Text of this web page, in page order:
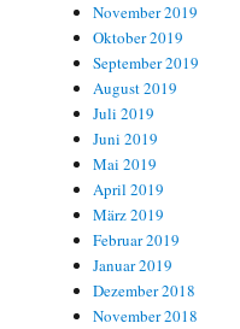
November 2019
Oktober 2019
September 2019
August 2019
Juli 2019
Juni 2019
Mai 2019
April 2019
März 2019
Februar 2019
Januar 2019
Dezember 2018
November 2018